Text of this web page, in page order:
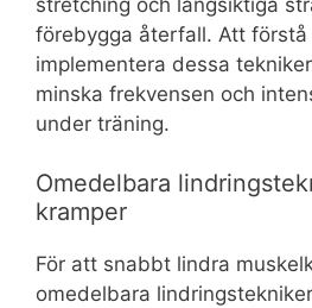
förebygga återfall. Att förstå
implementera dessa
minska frekvensen och
under träning.
Omedelbara
kramper
För att snabbt lindra
omedelbara